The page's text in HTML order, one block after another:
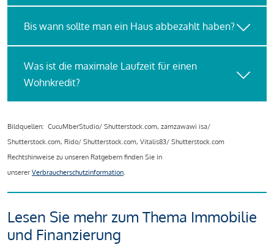
Bis wann sollte man ein Haus abbezahlt haben?
Was ist die maximale Laufzeit für einen
Wohnkredit?
Bildquellen: CucuMberStudio/ Shutterstock.com, zamzawawi isa/
Shutterstock.com, Rido/ Shutterstock.com, Vitalis83/ Shutterstock.com
Rechtshinweise zu unseren Ratgebern finden Sie in
unserer Verbraucherschutzinformation.
Lesen Sie mehr zum Thema Immobilie
und Finanzierung